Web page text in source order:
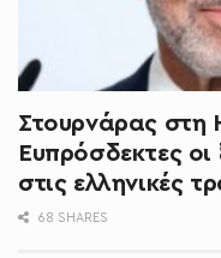
Στουρνάρας στη
Ευπρόσδεκτες οι
στις ελληνικές
68 SHARES